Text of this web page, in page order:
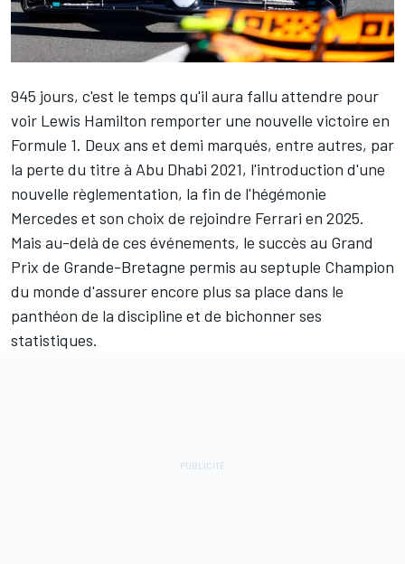
945 jours, c'est le temps qu'il aura fallu attendre pour
voir Lewis Hamilton remporter une nouvelle victoire en
Formule 1. Deux ans et demi marqués, entre autres, par
la perte du titre à Abu Dhabi 2021, l'introduction d'une
nouvelle règlementation, la fin de l'hégémonie
Mercedes et son choix de rejoindre Ferrari en 2025.
Mais au-delà de ces événements, le succès au Grand
Prix de Grande-Bretagne permis au septuple Champion
du monde d'assurer encore plus sa place dans le
panthéon de la discipline et de bichonner ses
statistiques.